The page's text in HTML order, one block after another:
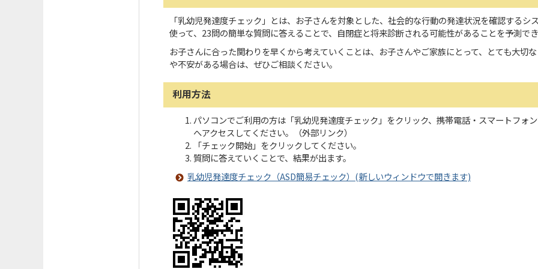
「乳幼児発達度チェック」とは、お子さんを対象とした、社会的な行動の発達状況を確認する
使って、23問の簡単な質問に答えることで、自閉症と将来診断される可能性があることを予測で
お子さんに合った関わりを早くから考えていくことは、お子さんやご家族にとって、とても大切
や不安がある場合は、ぜひご相談ください。
利用方法
パソコンでご利用の方は「乳幼児発達度チェック」をクリック、携帯電話・スマートフォ
へアクセスしてください。（外部リンク）
「チェック開始」をクリックしてください。
質問に答えていくことで、結果が出ます。
乳幼児発達度チェック（ASD簡易チェック）(新しいウィンドウで開きます)